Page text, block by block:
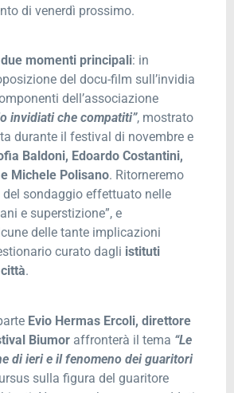
di venerdì prossimo.
due momenti principali: in
del docu-film sull’invidia
dell’associazione
invidiati che compatiti”, mostrato
durante il festival di novembre e
Baldoni, Edoardo Costantini,
Michele Polisano. Ritorneremo
del sondaggio effettuato nelle
e superstizione”, e
delle tante implicazioni
curato dagli istituti
.
Evio Hermas Ercoli, direttore
Biumor affronterà il tema “Le
di ieri e il fenomeno dei guaritori
sulla figura del guaritore